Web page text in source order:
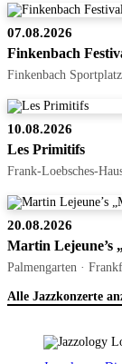
07.08.2026
Finkenbach
Finkenbach
10.08.2026
Les Primitifs
Frank-Loebsches-
20.08.2026
Martin Lejeune’s
Palmengarten ·
Alle Jazzkonzerte